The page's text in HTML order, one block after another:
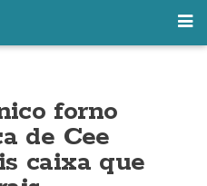
forno
de Cee
caixa que